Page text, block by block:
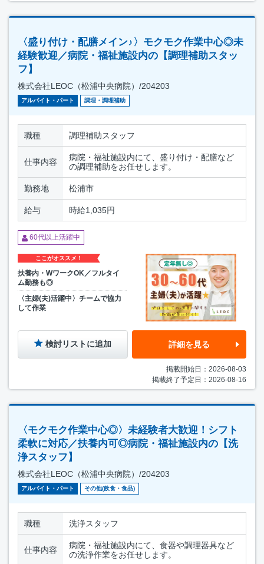
〈盛り付け・配膳メイン♪〉モクモク作業中心◎未
経験歓迎／病院・福祉施設内の【調理補助スタッ
フ】
株式会社LEOC（松浦中央病院）/204203
アルバイト・パート 調理・調理補助
職種 調理補助スタッフ
仕事内容
病院・福祉施設内にて、盛り付け・配膳など
の調理補助をお任せします。
勤務地 松浦市
給与 時給1,035円
60代以上活躍中
ここがオススメ！
扶養内・WワークOK／フルタイ
ム勤務も◎
〈主婦(夫)活躍中〉チームで協力
して作業
検討リストに追加 詳細を見る
掲載開始日：2026-08-03
掲載終了予定日：2026-08-16
〈モクモク作業中心◎〉未経験者大歓迎！シフト
柔軟に対応／扶養内可◎病院・福祉施設内の【洗
浄スタッフ】
株式会社LEOC（松浦中央病院）/204203
アルバイト・パート その他(飲食・食品)
職種 洗浄スタッフ
仕事内容
病院・福祉施設内にて、食器や調理器具など
の洗浄作業をお任せします。